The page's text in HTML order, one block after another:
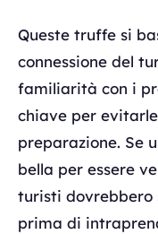
Queste truffe si
connessione del
familiarità con i
chiave per
preparazione. Se
bella per essere
turisti dovrebbero
prima di